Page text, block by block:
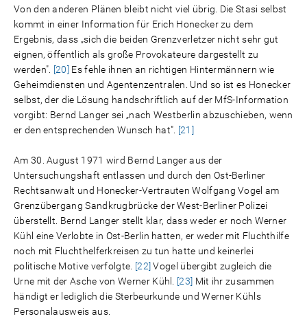
Von den anderen Plänen bleibt nicht viel übrig. Die Stasi selbst
kommt in einer Information für Erich Honecker zu dem
Ergebnis, dass „sich die beiden Grenzverletzer nicht sehr gut
eignen, öffentlich als große Provokateure dargestellt zu
werden". [20] Es fehle ihnen an richtigen Hintermännern wie
Geheimdiensten und Agentenzentralen. Und so ist es Honecker
selbst, der die Lösung handschriftlich auf der MfS-Information
vorgibt: Bernd Langer sei „nach Westberlin abzuschieben, wenn
er den entsprechenden Wunsch hat". [21]
Am 30. August 1971 wird Bernd Langer aus der
Untersuchungshaft entlassen und durch den Ost-Berliner
Rechtsanwalt und Honecker-Vertrauten Wolfgang Vogel am
Grenzübergang Sandkrugbrücke der West-Berliner Polizei
überstellt. Bernd Langer stellt klar, dass weder er noch Werner
Kühl eine Verlobte in Ost-Berlin hatten, er weder mit Fluchthilfe
noch mit Fluchthelferkreisen zu tun hatte und keinerlei
politische Motive verfolgte. [22] Vogel übergibt zugleich die
Urne mit der Asche von Werner Kühl.
[23] Mit ihr zusammen
händigt er lediglich die Sterbeurkunde und Werner Kühls
Personalausweis aus.